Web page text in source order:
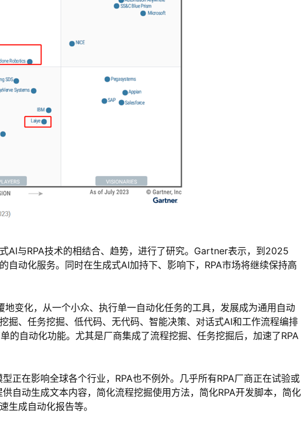
AI与RPA技术的相结合、趋势，进行了研究。Gartner表示，到2025
自动化服务。同时在生成式AI加持下、影响下，RPA市场将继续保持高
变化，从一个小众、执行单一自动化任务的工具，发展成为通用自动
掘、任务挖掘、低代码、无代码、智能决策、对话式AI和工作流程编排
的自动化功能。尤其是厂商集成了流程挖掘、任务挖掘后，加速了RPA
正在影响全球各个行业，RPA也不例外。几乎所有RPA厂商正在试验或
自动生成文本内容，简化流程挖掘使用方法，简化RPA开发脚本，简化
生成自动化报告等。